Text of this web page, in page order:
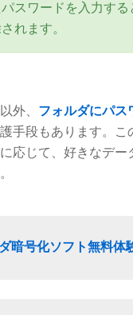
スワードを入力する
れます。
外、 フォルダにパス
手段もあります。こ
応じて、好きなデー
暗号化ソフト無料体